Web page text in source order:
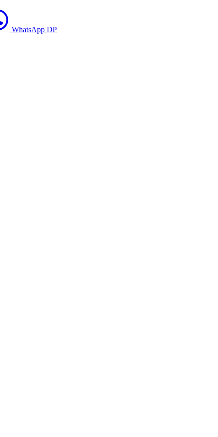
WhatsApp DP